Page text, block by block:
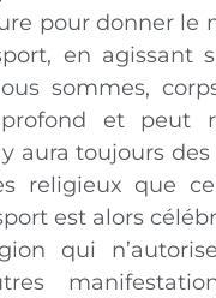
pour donner le
en agissant
sommes,
et peut
y aura toujours
religieux que
est alors
qui